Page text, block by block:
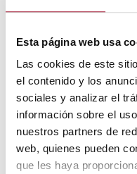
Esta página web usa
Las cookies de este
el contenido y los
sociales y analizar el
información sobre el
nuestros partners de
web, quienes pueden
que les haya